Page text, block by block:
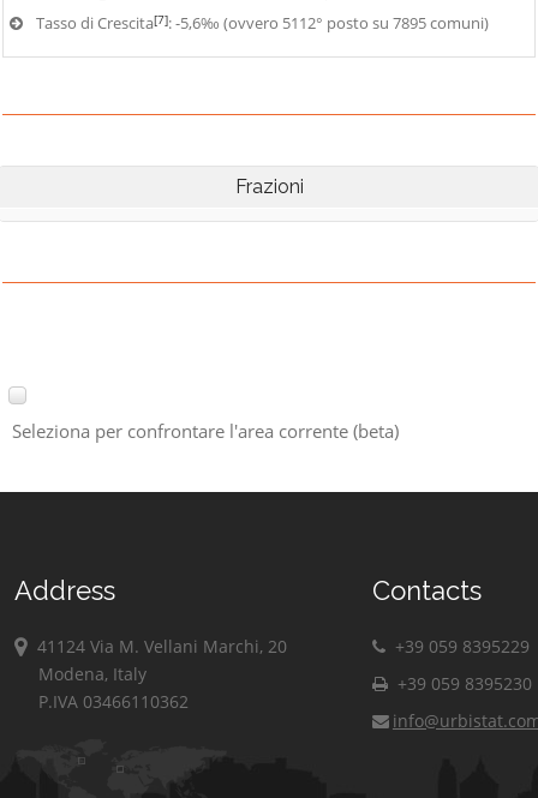
Tasso di Crescita[7]: -5,6‰ (ovvero 5112° posto su 7895 comuni)
Frazioni
Seleziona per confrontare l'area corrente (beta)
Address
41124 Via M. Vellani Marchi, 20
Modena, Italy
P.IVA 03466110362
Contacts
+39 059 8395229
+39 059 8395230